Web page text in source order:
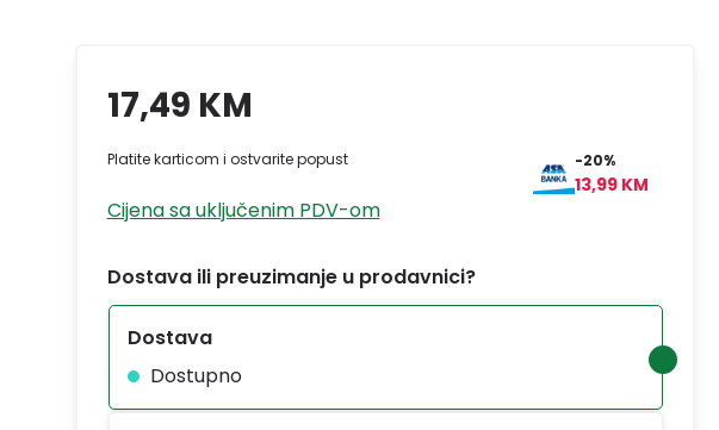
17,49 KM
Platite karticom i ostvarite popust -20%
13,99 KM
Cijena sa uključenim PDV-om
Dostava ili preuzimanje u prodavnici?
Dostava
Dostupno